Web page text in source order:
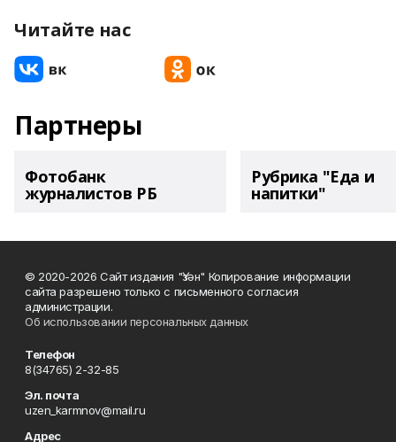
Читайте нас
Партнеры
Фотобанк
журналистов РБ
Рубрика "Еда и
напитки"
© 2020-2026 Сайт издания "Үзән" Копирование информации
сайта разрешено только с письменного согласия
администрации.
Об использовании персональных данных
Телефон
8(34765) 2-32-85
Эл. почта
uzen_karmnov@mail.ru
Адрес